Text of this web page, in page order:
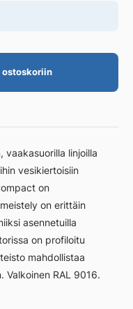
ostoskoriin
vaakasuorilla linjoilla
vesikiertoisiin
on
on erittäin
asennetuilla
on profiloitu
mahdollistaa
Valkoinen RAL 9016.